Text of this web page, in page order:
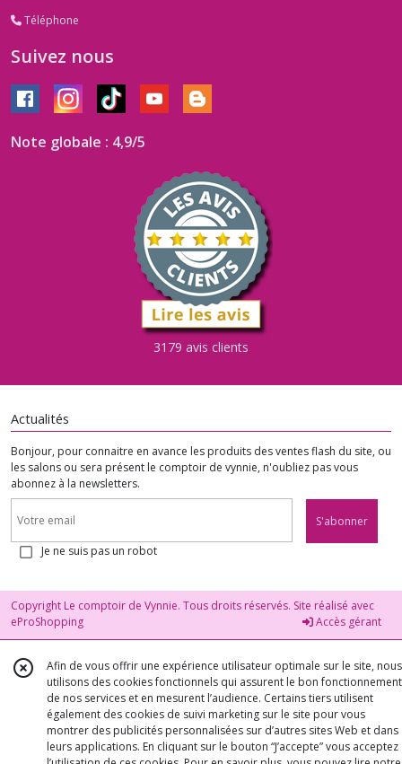
Citrine
cyanite
(1)
Dumortiérite
Grenat
(3)
howlite
(6)
(9)
Jaspe
(5)
Jaspe
Dragon
(4)
Téléphone
Suivez nous
Note globale : 4,9/5
3179 avis clients
Actualités
Bonjour, pour connaitre en avance les produits des ventes flash du site, ou
les salons ou sera présent le comptoir de vynnie, n'oubliez pas vous
abonnez à la newsletters.
S'abonner
Je ne suis pas un robot
Copyright Le comptoir de Vynnie. Tous droits réservés. Site réalisé avec
eProShopping
Accès gérant
Afin de vous offrir une expérience utilisateur optimale sur le site, nous
utilisons des cookies fonctionnels qui assurent le bon fonctionnement
de nos services et en mesurent l’audience. Certains tiers utilisent
également des cookies de suivi marketing sur le site pour vous
montrer des publicités personnalisées sur d’autres sites Web et dans
leurs applications. En cliquant sur le bouton “J’accepte” vous acceptez